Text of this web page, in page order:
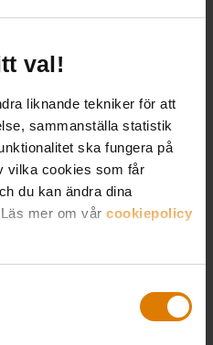
val!
liknande tekniker för att
sammanställa statistik
ska fungera på
vilka cookies som får
du kan ändra dina
mer om vår cookiepolicy
inom
Allmännytta.